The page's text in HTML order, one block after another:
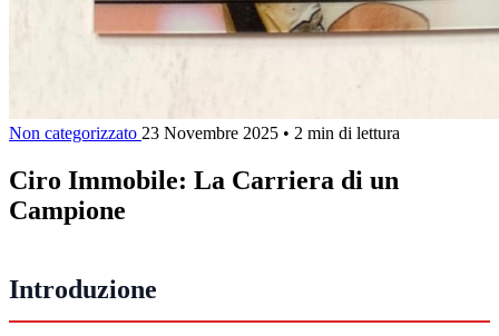
Non categorizzato 23 Novembre 2025 • 2 min di lettura
Ciro Immobile: La Carriera di un
Campione
Introduzione